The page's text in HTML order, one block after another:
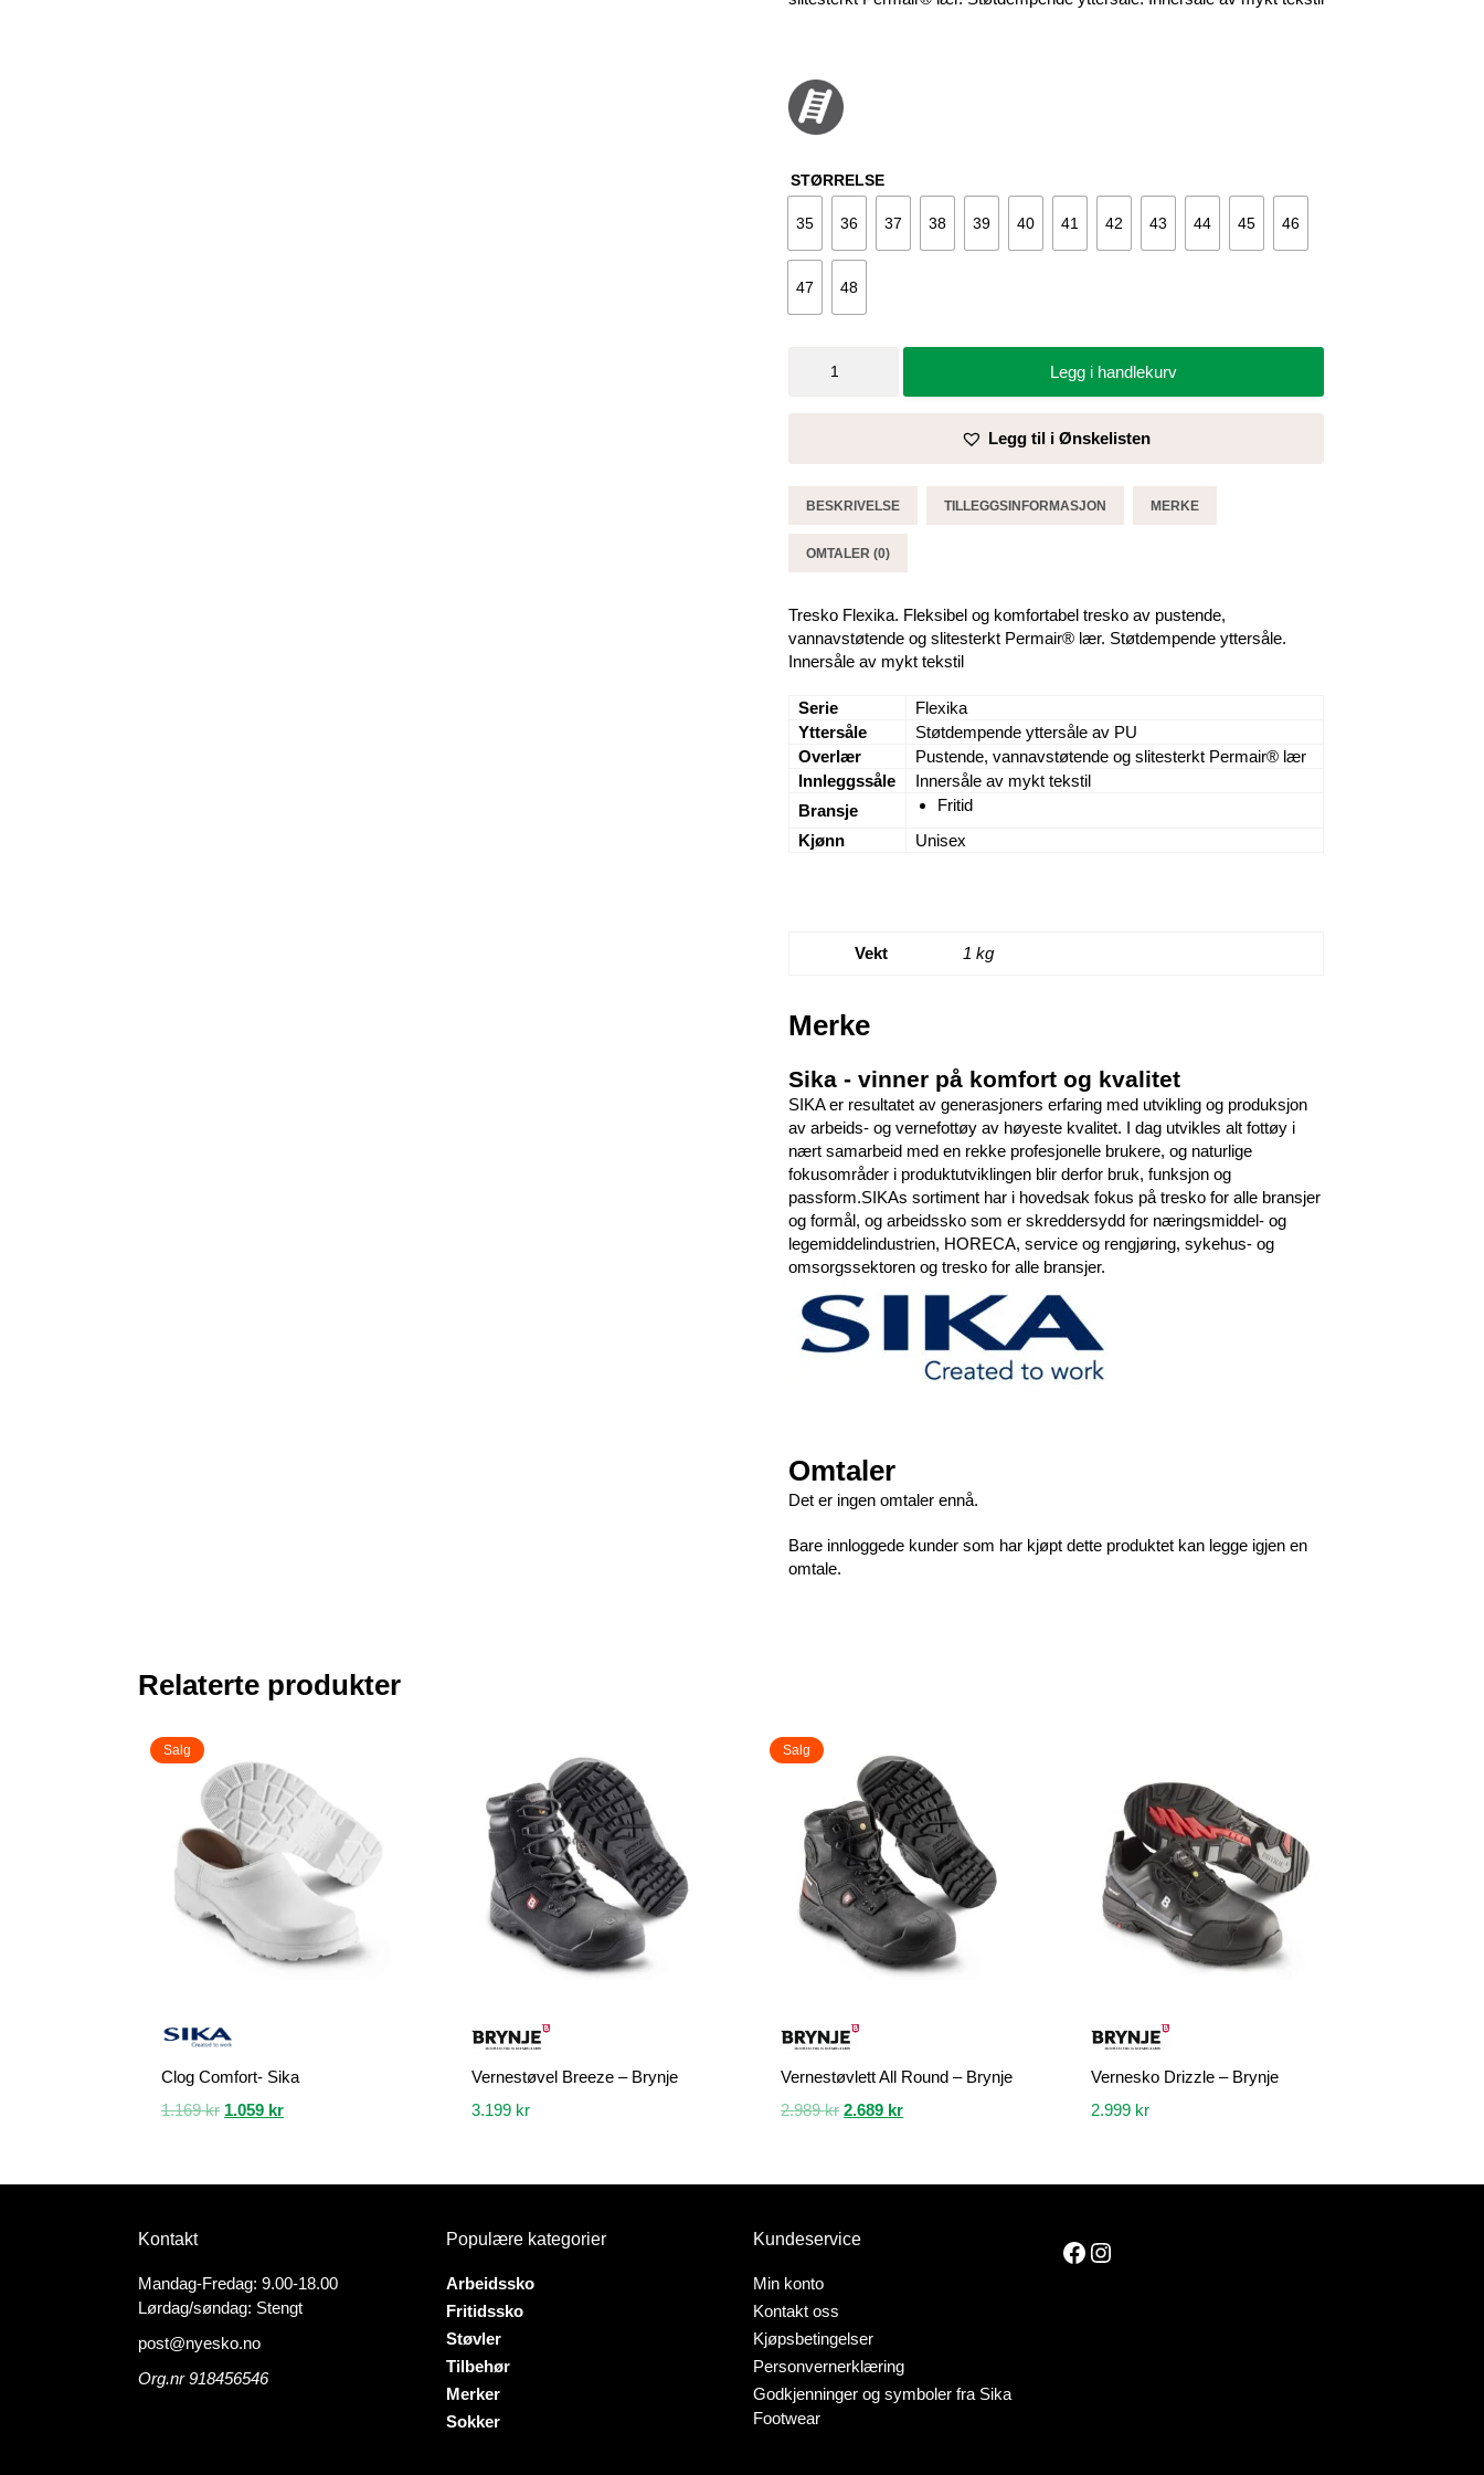
STØRRELSE
35 36 37 38 39 40 41 42 43 44 45 46
47 48
Flexika
Legg i handlekurv
Legg til i Ønskelisten
BESKRIVELSE TILLEGGSINFORMASJON MERKE
OMTALER (0)
Tresko Flexika. Fleksibel og komfortabel tresko av pustende,
vannavstøtende og slitesterkt Permair® lær. Støtdempende yttersåle.
Innersåle av mykt tekstil
Serie
Flexika
Yttersåle
Støtdempende yttersåle av PU
Overlær
Pustende, vannavstøtende og slitesterkt Permair® lær
Innleggssåle
Innersåle av mykt tekstil
Bransje
Fritid
Kjønn
Unisex
Vekt 1 kg
Merke
Sika - vinner på komfort og kvalitet
SIKA er resultatet av generasjoners erfaring med utvikling og produksjon
av arbeids- og vernefottøy av høyeste kvalitet. I dag utvikles alt fottøy i
nært samarbeid med en rekke profesjonelle brukere, og naturlige
fokusområder i produktutviklingen blir derfor bruk, funksjon og
passform.SIKAs sortiment har i hovedsak fokus på tresko for alle bransjer
og formål, og arbeidssko som er skreddersydd for næringsmiddel- og
legemiddelindustrien, HORECA, service og rengjøring, sykehus- og
omsorgssektoren og tresko for alle bransjer.
Omtaler
Det er ingen omtaler ennå.
Bare innloggede kunder som har kjøpt dette produktet kan legge igjen en
omtale.
Relaterte produkter
Salg
Clog Comfort- Sika
1.169kr Opprinnelig
1.169 kr.
1.059 krNåværende
1.059 kr.
produktet
flere
Alternativene
kan
på
produktsiden
Vernestøvel Breeze – Brynje
3.199 kr
produktet
flere
varianter.
Alternativene
kan
på
produktsiden
Salg
Vernestøvlett All Round – Brynje
2.989kr Opprinnelig
2.989 kr.
2.689 krNåværende
2.689 kr.
produktet
flere
Alternativene
kan
på
produktsiden
Vernesko Drizzle – Brynje
2.999 kr
produktet
varianter.
Kontakt
Mandag-Fredag: 9.00-18.00
Lørdag/søndag: Stengt
post@nyesko.no
Org.nr 918456546
Populære kategorier
Arbeidssko
Fritidssko
Støvler
Tilbehør
Merker
Sokker
Kundeservice
Min konto
Kontakt oss
Kjøpsbetingelser
Personvernerklæring
Godkjenninger og symboler fra Sika
Footwear
Facebook
Instagram